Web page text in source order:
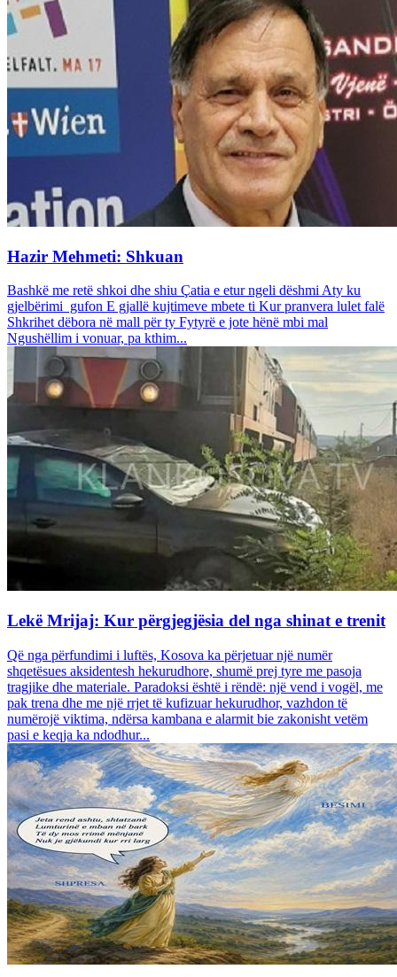
Hazir Mehmeti: Shkuan
Bashkë me retë shkoi dhe shiu Çatia e etur ngeli dëshmi Aty ku
gjelbërimi gufon E gjallë kujtimeve mbete ti Kur pranvera lulet falë
Shkrihet dëbora në mall për ty Fytyrë e jote hënë mbi mal
Ngushëllim i vonuar, pa kthim...
Lekë Mrijaj: Kur përgjegjësia del nga shinat e trenit
Që nga përfundimi i luftës, Kosova ka përjetuar një numër
shqetësues aksidentesh hekurudhore, shumë prej tyre me pasoja
tragjike dhe materiale. Paradoksi është i rëndë: një vend i vogël, me
pak trena dhe me një rrjet të kufizuar hekurudhor, vazhdon të
numërojë viktima, ndërsa kambana e alarmit bie zakonisht vetëm
pasi e keqja ka ndodhur...